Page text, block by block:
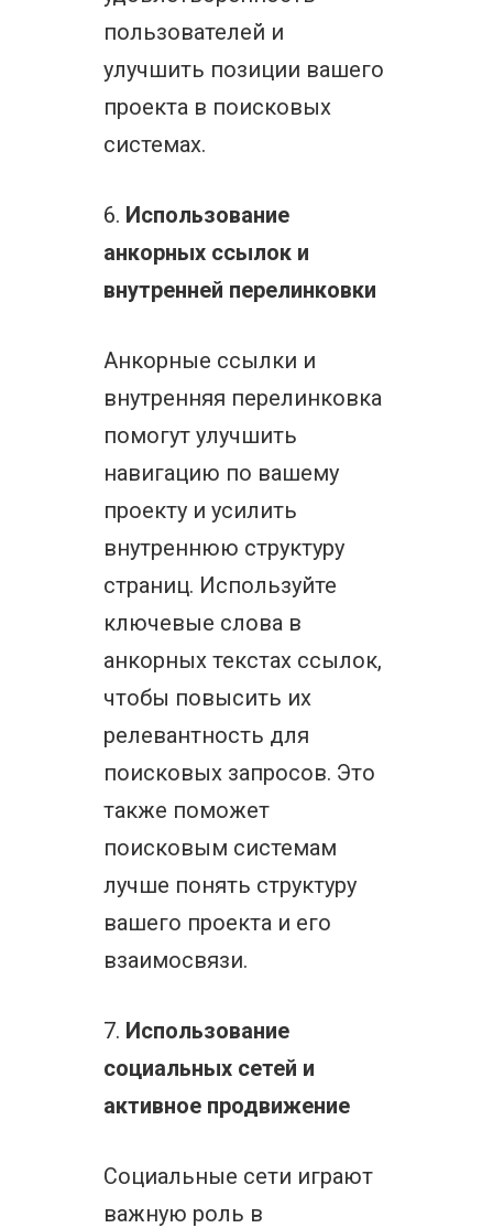
пользователей и
улучшить позиции вашего
проекта в поисковых
системах.
6. Использование
анкорных ссылок и
внутренней перелинковки
Анкорные ссылки и
внутренняя перелинковка
помогут улучшить
навигацию по вашему
проекту и усилить
внутреннюю структуру
страниц. Используйте
ключевые слова в
анкорных текстах ссылок,
чтобы повысить их
релевантность для
поисковых запросов. Это
также поможет
поисковым системам
лучше понять структуру
вашего проекта и его
взаимосвязи.
7. Использование
социальных сетей и
активное продвижение
Социальные сети играют
важную роль в